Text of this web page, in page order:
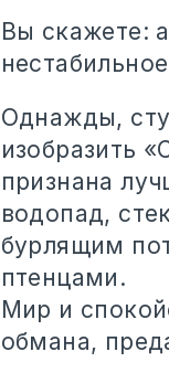
Вы скажете:
Однажды,
изобразить
признана
водопад,
бурлящим
птенцами.
Мир и
обмана,